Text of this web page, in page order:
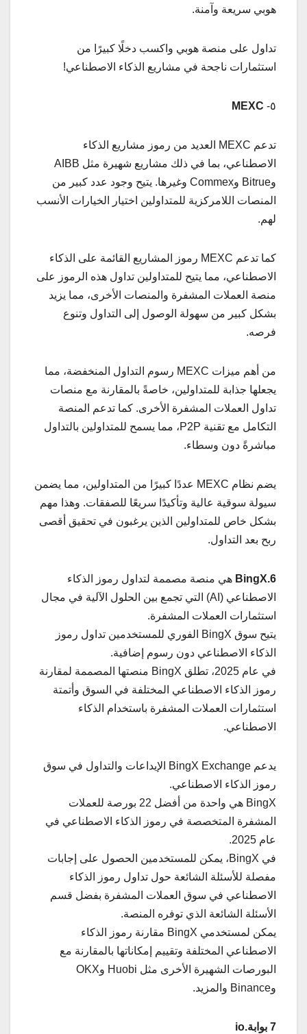
هوبي سريعة وآمنة.
تداول على منصة هوبي واكسب دخلًا كبيرًا من
استثمارات ناجحة في مشاريع الذكاء الاصطناعي!
٥- MEXC
تدعم MEXC العديد من رموز مشاريع الذكاء
الاصطناعي، بما في ذلك مشاريع شهيرة مثل AIBB
وBitrue وCommex وغيرها. يتيح وجود عدد كبير من
المنصات اللامركزية للمتداولين اختيار الخيارات الأنسب
لهم.
كما تدعم MEXC رموز المشاريع القائمة على الذكاء
الاصطناعي، مما يتيح للمتداولين تداول هذه الرموز على
منصة العملات المشفرة والمنصات الأخرى، مما يزيد
بشكل كبير من سهولة الوصول إلى التداول وتنوع
فرصه.
من أهم ميزات MEXC رسوم التداول المنخفضة، مما
يجعلها جذابة للمتداولين، خاصةً بالمقارنة مع منصات
تداول العملات المشفرة الأخرى. كما تدعم المنصة
التكامل مع تقنية P2P، مما يسمح للمتداولين بالتداول
مباشرةً دون وسطاء.
يضم نظام MEXC عددًا كبيرًا من المتداولين، مما يضمن
سيولة سوقية عالية وتأكيدًا سريعًا للصفقات. وهذا مهم
بشكل خاص للمتداولين الذين يرغبون في تحقيق أقصى
ربح بعد التداول.
6.BingX
هي منصة مصممة لتداول رموز الذكاء
الاصطناعي (AI) التي تجمع بين الحلول الآلية في مجال
استثمارات العملات المشفرة.
يتيح سوق BingX الفوري للمستخدمين تداول رموز
الذكاء الاصطناعي دون رسوم إضافية.
في عام 2025، تطلق BingX منصتها المصممة لمقارنة
رموز الذكاء الاصطناعي المختلفة في السوق وأتمتة
استثمارات العملات المشفرة باستخدام الذكاء
الاصطناعي.
يدعم BingX Exchange الإيداعات والتداول في سوق
رموز الذكاء الاصطناعي.
BingX هي واحدة من أفضل 22 بورصة للعملات
المشفرة المتخصصة في رموز الذكاء الاصطناعي في
عام 2025.
في BingX، يمكن للمستخدمين الحصول على إجابات
مفصلة للأسئلة الشائعة حول تداول رموز الذكاء
الاصطناعي في سوق العملات المشفرة بفضل قسم
الأسئلة الشائعة الذي توفره المنصة.
يمكن لمستخدمي BingX مقارنة رموز الذكاء
الاصطناعي المختلفة وتقييم إمكاناتها بالمقارنة مع
البورصات الشهيرة الأخرى مثل Huobi وOKX
وBinance والمزيد.
7 بوابة.io